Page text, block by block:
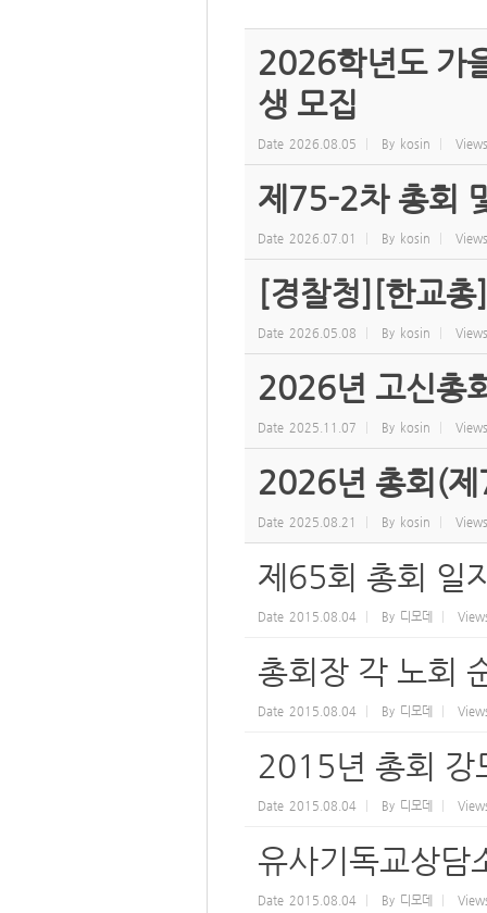
2026학년도 가
생 모집
Date 2026.08.05 By kosin Views
제75-2차 총회
Date 2026.07.01 By kosin Views
[경찰청][한교총
Date 2026.05.08 By kosin Views
2026년 고신총
Date 2025.11.07 By kosin Views
2026년 총회(제
Date 2025.08.21 By kosin Views
제65회 총회 일
Date 2015.08.04 By 디모데
총회장 각 노회
Date 2015.08.04 By 디모데
2015년 총회 강
Date 2015.08.04 By 디모데
유사기독교상담
Date 2015.08.04 By 디모데